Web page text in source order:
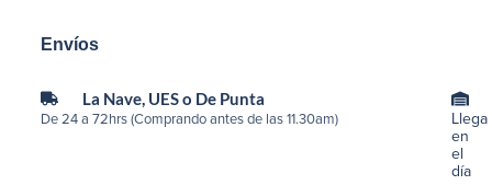
Envíos
La Nave, UES o De Punta
De 24 a 72hrs (Comprando antes de las 11.30am)
Llega
en
el
día